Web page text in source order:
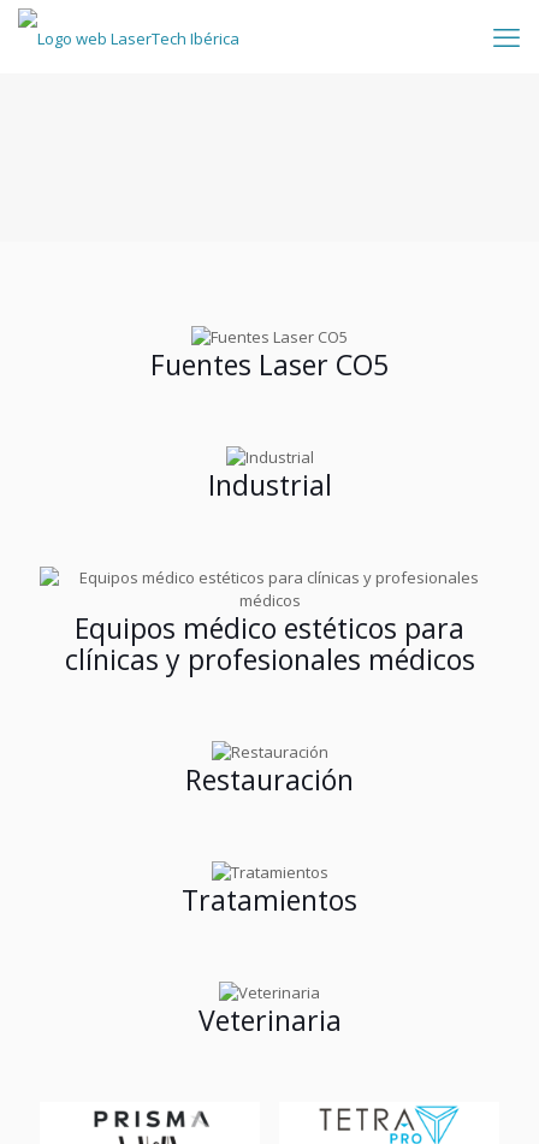
Fuentes Laser CO5
Industrial
Equipos médico estéticos para
clínicas y profesionales médicos
Restauración
Tratamientos
Veterinaria